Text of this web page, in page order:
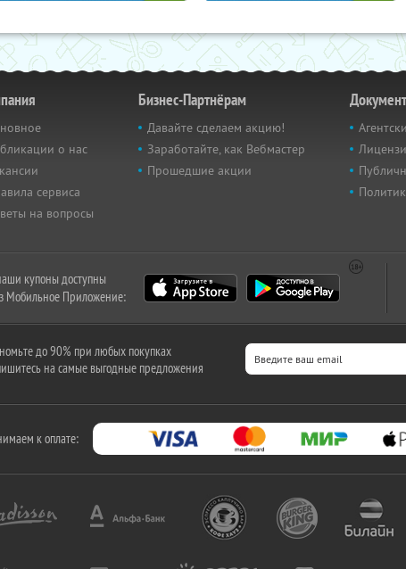
о нас
сервиса
на вопросы
Бизнес-Партнёрам
Давайте сделаем акцию!
Заработайте, как Вебмастер
Прошедшие акции
купоны доступны
Мобильное Приложение:
до 90% при любых покупках
на самые выгодные предложения
к оплате: